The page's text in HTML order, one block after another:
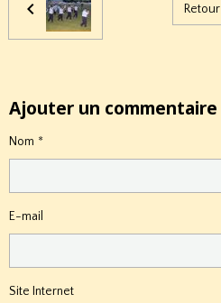
Retour
Ajouter un commentaire
Nom
E-mail
Site Internet